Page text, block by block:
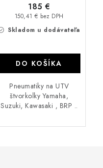
Skladom u dodávateľa
150,41 € bez DPH
185 €
DO KOŠÍKA
Pneumatiky na UTV
štvorkolky Yamaha,
Suzuki, Kawasaki , BRP ..